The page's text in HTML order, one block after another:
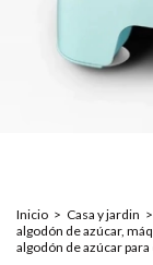
Inicio > Casa y jardin >
algodón de azúcar,
algodón de azúcar